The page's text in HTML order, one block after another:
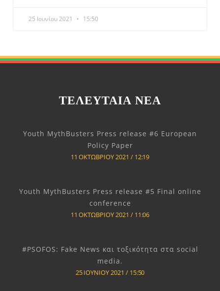
25 Ιουνίου 2021 15:50
ΤΕΛΕΥΤΑΊΑ ΝΈΑ
Youth MythBusters Press release #6 European
Policy Paper
11 ΟΚΤΩΒΡΊΟΥ 2021 12:19
Youth MythBusters Press release #5 Final online
conference
11 ΟΚΤΩΒΡΊΟΥ 2021 11:06
#PSOFOS: Fake News και τοξικότητα στα social
media.
25 ΙΟΥΝΊΟΥ 2021 15:50